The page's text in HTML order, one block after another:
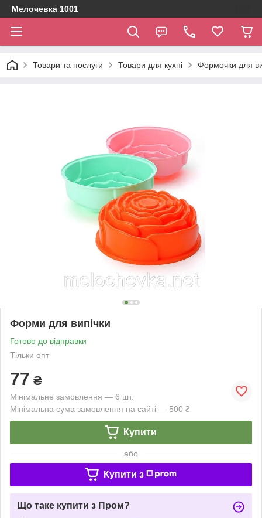
Мелочевка 1001
Товари та послуги Товари для кухні Формочки для
Форми для випічки
Готово до відправки
Тільки опт
77 ₴
Мінімальне замовлення — 6 шт.
Мінімальна сума замовлення на сайті — 500 ₴
Купити
або
Купити з
Що таке купити з Пром?